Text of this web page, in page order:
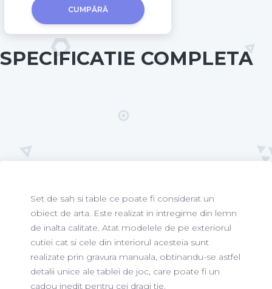
CUMPĂRĂ
SPECIFICATIE COMPLETA
Set de sah si table ce poate fi considerat un
obiect de arta. Este realizat in intregime din lemn
de inalta calitate. Atat modelele de pe exteriorul
cutiei cat si cele din interiorul acesteia sunt
realizate prin gravura manuala, obtinandu-se astfel
detalii unice ale tablei de joc, care poate fi un
cadou inedit pentru cei dragi tie.